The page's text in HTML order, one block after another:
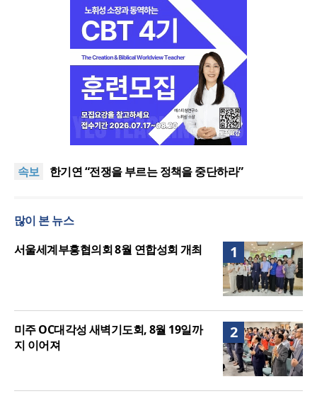
속보
“한국 복음의 시작에는 미국보다 먼저 일본이 있었습
주길”
한기연 “전쟁을 부르는 정책을 중단하라”
성회 위해 협력
“한국 복음의 시작에는 미국보다 먼저 일본이 있었습
“기도로 시작한 스틸 美 대사, 한미동맹의 가교 되어
주길”
많이 본 뉴스
1
서울세계부흥협의회 8월 연합성회 개최
2
미주 OC대각성 새벽기도회, 8월 19일까
지 이어져